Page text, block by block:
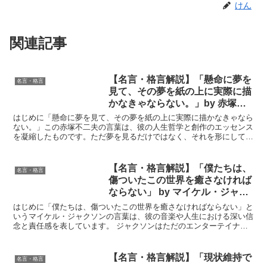
けん
関連記事
名言・格言
【名言・格言解説】「懸命に夢を
見て、その夢を紙の上に実際に描
かなきゃならない。」by 赤塚不
二夫の深い意味と得られる教訓
はじめに「懸命に夢を見て、その夢を紙の上に実際に描かなきゃなら
ない。」この赤塚不二夫の言葉は、彼の人生哲学と創作のエッセンス
を凝縮したものです。ただ夢を見るだけではなく、それを形にして初
名言・格言
【名言・格言解説】「僕たちは、
傷ついたこの世界を癒さなければ
ならない」 by マイケル・ジャク
ソンの深い意味と得られる教訓
はじめに「僕たちは、傷ついたこの世界を癒さなければならない」と
いうマイケル・ジャクソンの言葉は、彼の音楽や人生における深い信
念と責任感を表しています。 ジャクソンはただのエンターテイナー
名言・格言
【名言・格言解説】「現状維持で